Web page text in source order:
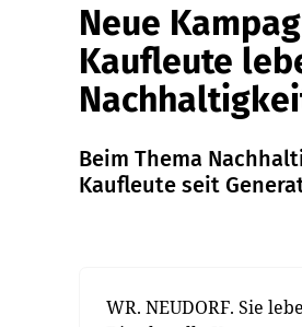
Neue
Kaufleute
Beim Thema
Kaufleute seit
WR. NEUDORF. Sie